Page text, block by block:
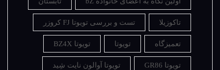
تاکوزیلا تست و بررسی تویوتا FJ کروزر
تعمیزگاه تویوتا تویوتا BZ4X
تویوتا GR86 تویوتا آوالون نایت شِید